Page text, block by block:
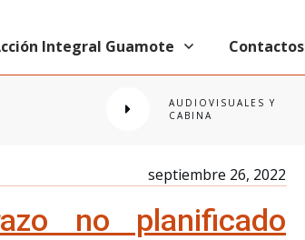
Integral Guamote Contactos
AUDIOVISUALES Y
CABINA
septiembre 26, 2022
no planificado